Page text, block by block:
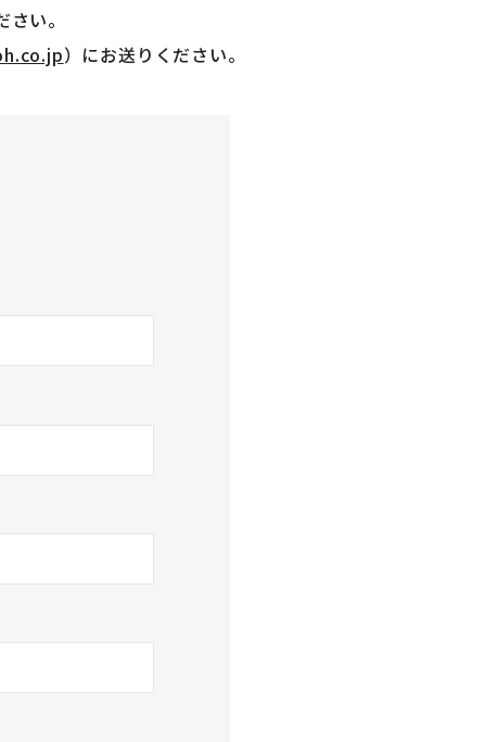
い。
）にお送りください。